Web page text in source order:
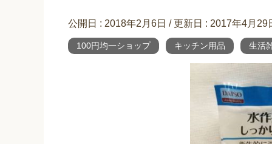
公開日 : 2018年2月6日 / 更新日 : 2017年4月29
100円均一ショップ キッチン用品 生活